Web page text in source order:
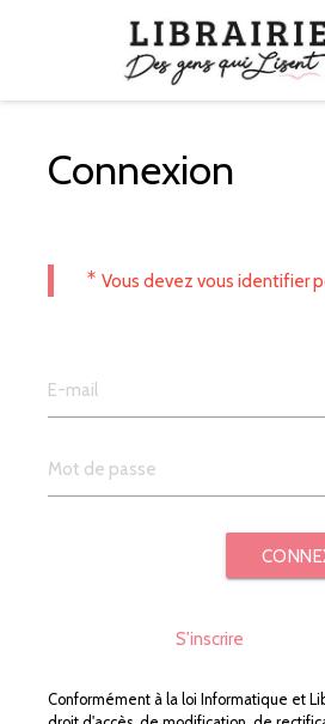
Connexion
* Vous devez vous identifier
S'inscrire
Conformément à la loi Informatique et